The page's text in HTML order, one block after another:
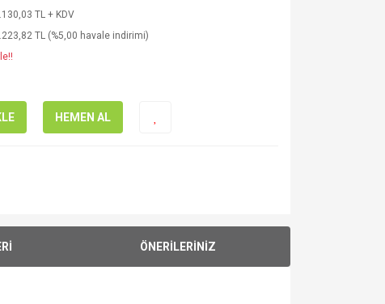
TL + KDV
TL (%5,00 havale indirimi)
HEMEN AL
ÖNERİLERİNİZ